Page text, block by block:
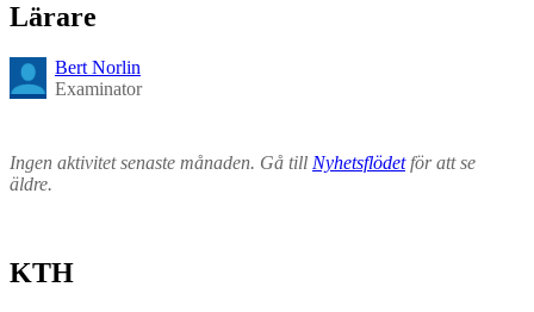
Lärare
Bert Norlin
Examinator
Ingen aktivitet senaste månaden. Gå till Nyhetsflödetför att se
äldre.
KTH